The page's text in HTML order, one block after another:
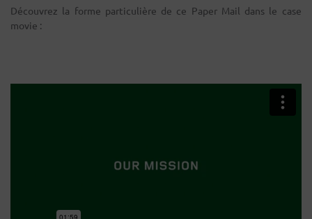
Découvrez la forme particulière de ce Paper Mail dans le case
movie :